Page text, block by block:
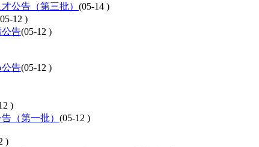
公告（第三批） (05-14 )
12 )
公告(05-12 )
公告(05-12 )
)
（第一批） (05-12 )
)